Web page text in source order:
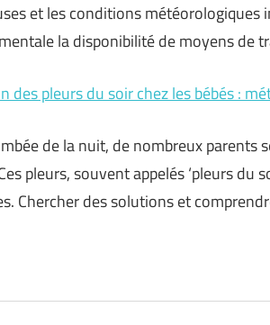
et les conditions météorologiques
la disponibilité de moyens de
des pleurs du soir chez les bébés :
de la nuit, de nombreux parents
pleurs, souvent appelés ‘pleurs du
Chercher des solutions et